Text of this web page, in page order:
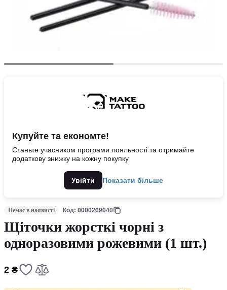
Купуйте та економте!
Станьте учасником програми лояльності та отримайте
додаткову знижку на кожну покупку
Увійти Показати більше
Немає в наявнсті Код: 0000209040
Щіточки жорсткі чорні з
одноразовими рожевими (1 шт.)
2 ₴